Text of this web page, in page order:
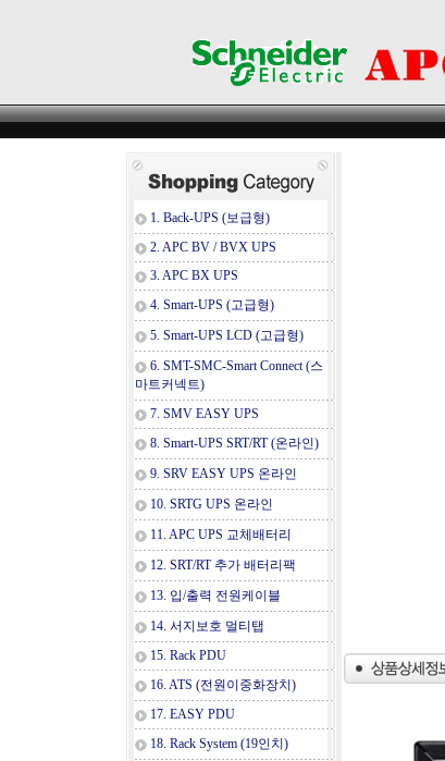
1. Back-UPS (보급형)
2. APC BV / BVX UPS
3. APC BX UPS
4. Smart-UPS (고급형)
5. Smart-UPS LCD (고급형)
6. SMT-SMC-Smart Connect (스
마트커넥트)
7. SMV EASY UPS
8. Smart-UPS SRT/RT (온라인)
9. SRV EASY UPS 온라인
10. SRTG UPS 온라인
11. APC UPS 교체배터리
12. SRT/RT 추가 배터리팩
13. 입/출력 전원케이블
14. 서지보호 멀티탭
15. Rack PDU
16. ATS (전원이중화장치)
17. EASY PDU
18. Rack System (19인치)